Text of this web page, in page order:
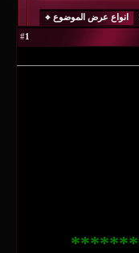
انواع عرض الموضوع
1